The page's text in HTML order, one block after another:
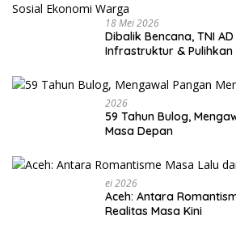
18 Mei 2026
Dibalik Bencana, TNI
Infrastruktur & Pulihkan
2026
59 Tahun Bulog,
Masa Depan
Ei 2026
Aceh: Antara
Realitas Masa Kini